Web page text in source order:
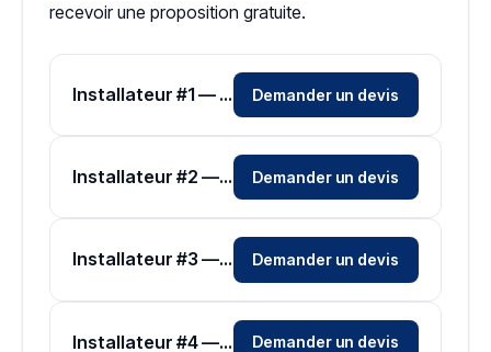
recevoir une proposition gratuite.
Installateur #1 — Zone Côte-d'Or Demander un devis
Installateur #2 — Zone Côte-d'Or Demander un devis
Installateur #3 — Zone Côte-d'Or Demander un devis
Installateur #4 — Zone Côte-d'Or Demander un devis